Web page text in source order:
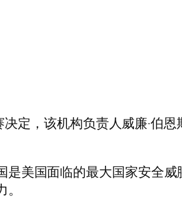
定，该机构负责人威廉·伯恩
美国面临的最大国家安全